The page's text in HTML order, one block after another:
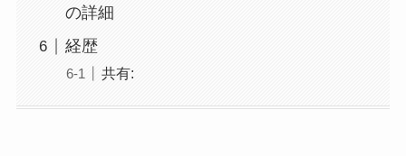
の詳細
経歴
共有: